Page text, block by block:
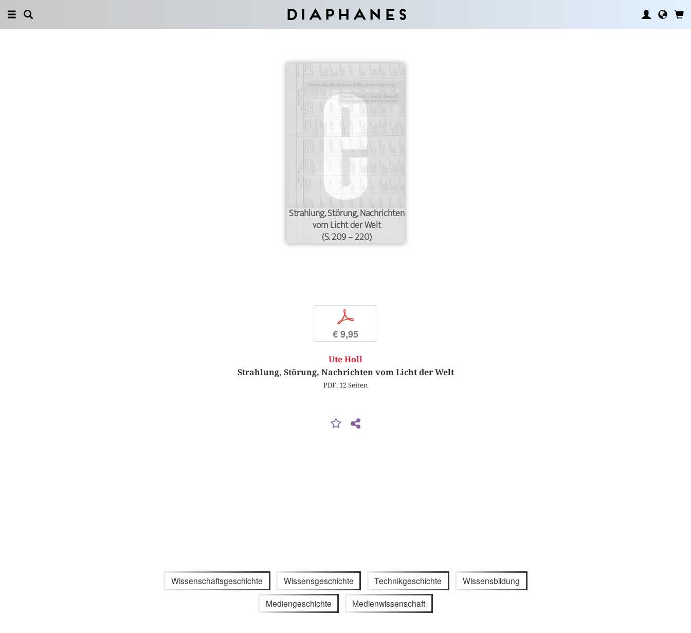
Diaphanes
Strahlung, Störung, Nachrichten
vom Licht der Welt
(S. 209 – 220)
p
€ 9,95
Ute Holl
Strahlung, Störung, Nachrichten vom Licht der Welt
PDF, 12 Seiten
Wissenschaftsgeschichte Wissensgeschichte Technikgeschichte Wissensbildung
Mediengeschichte Medienwissenschaft